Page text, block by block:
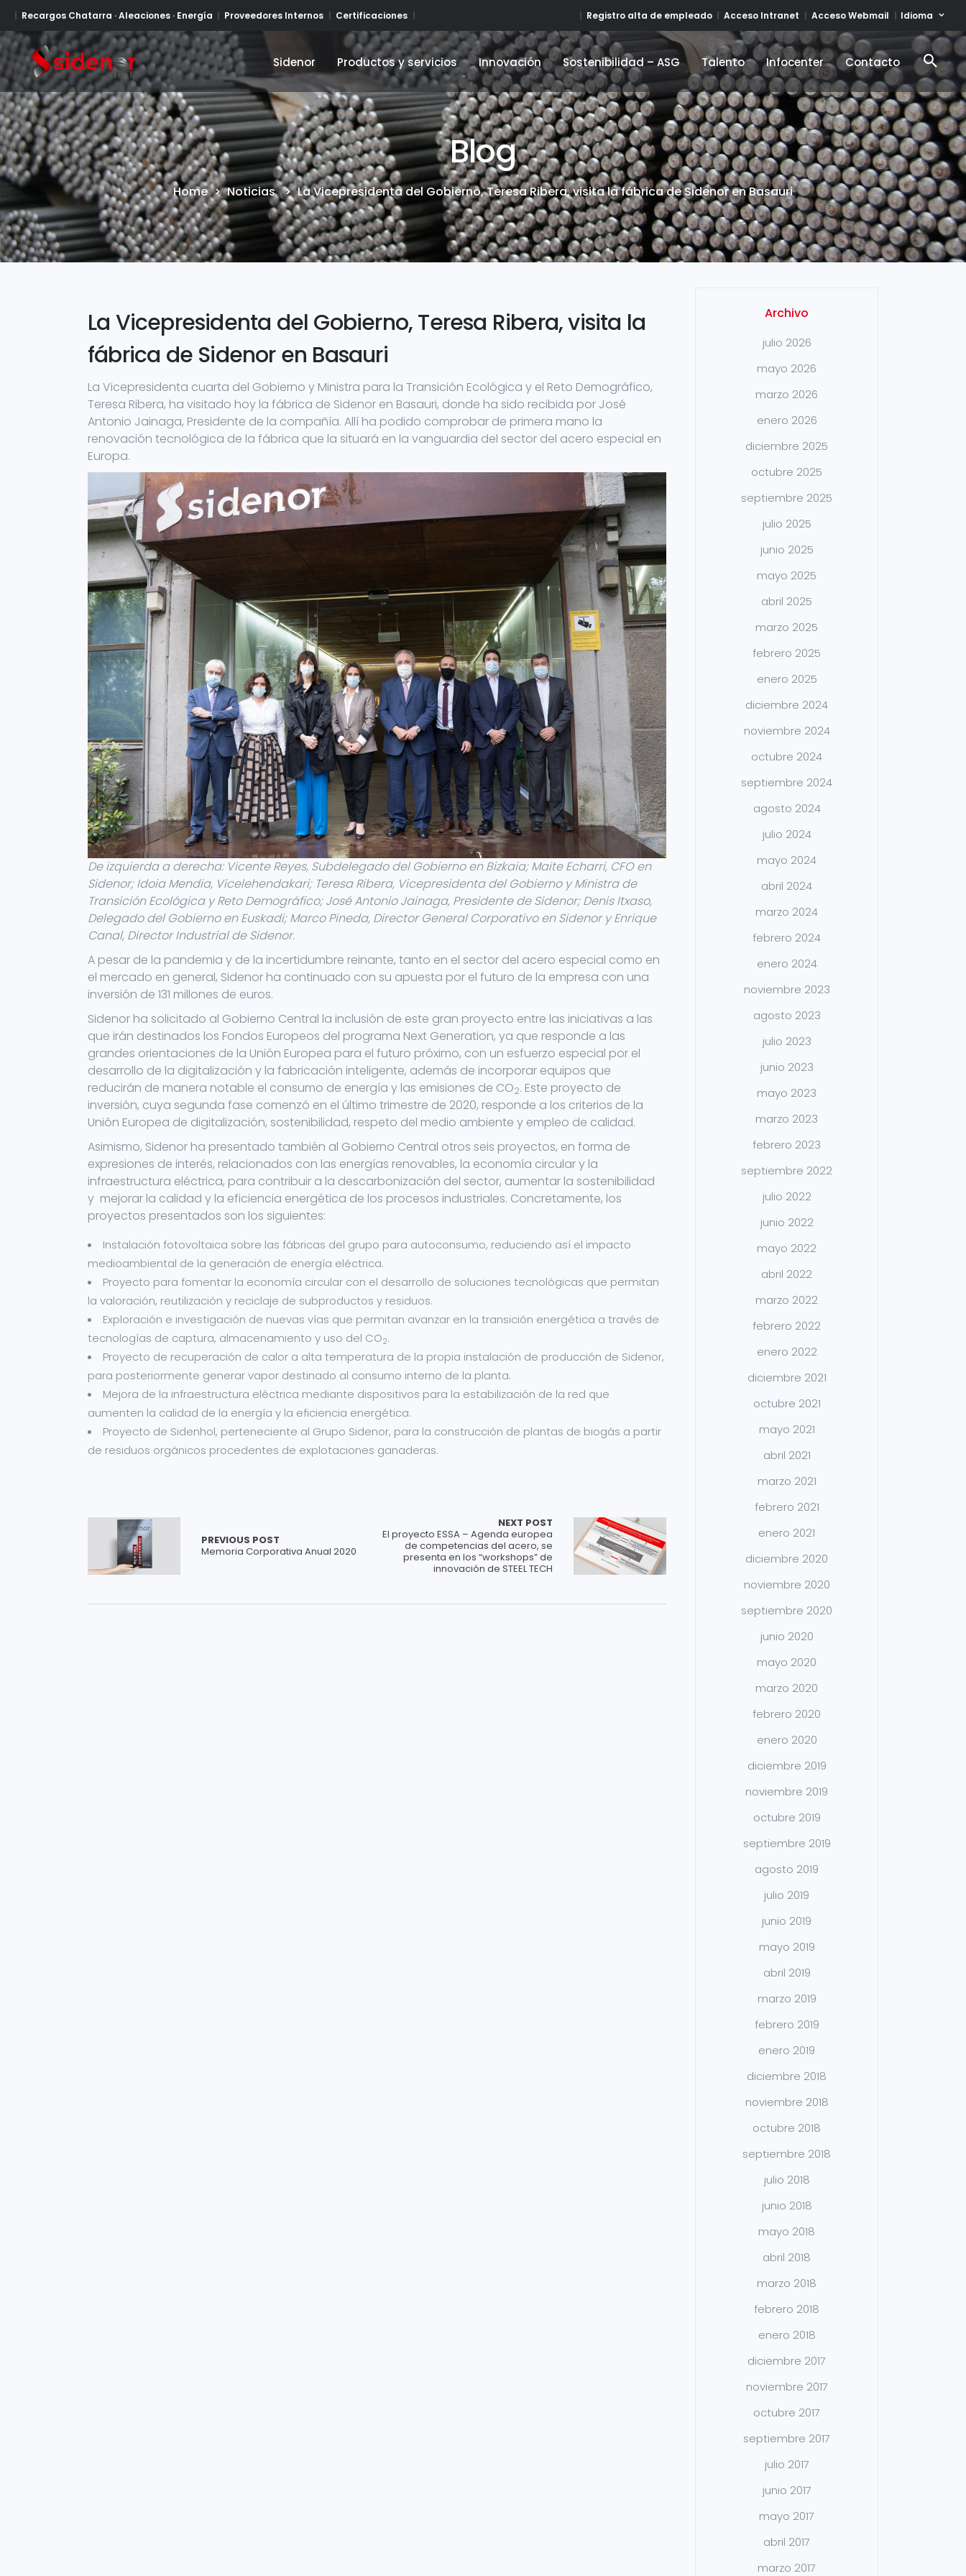
Recargos Chatarra · Aleaciones · Energía Proveedores Internos Certificaciones Registro alta de empleado Acceso Intranet Acceso Webmail Idioma
Sidenor
Sidenor
Productos y servicios
Productos y servicios
Innovación
Innovación
Sostenibilidad – ASG
Sostenibilidad – ASG
Talento
Talento
Infocenter
Infocenter
Contacto
Contacto
Blog
Home > Noticias > La Vicepresidenta del Gobierno, Teresa Ribera, visita la fábrica de Sidenor en Basauri
La Vicepresidenta del Gobierno, Teresa Ribera, visita la
fábrica de Sidenor en Basauri
La Vicepresidenta cuarta del Gobierno y Ministra para la Transición Ecológica y el Reto Demográfico,
Teresa Ribera, ha visitado hoy la fábrica de Sidenor en Basauri, donde ha sido recibida por José
Antonio Jainaga, Presidente de la compañía. Allí ha podido comprobar de primera mano la
renovación tecnológica de la fábrica que la situará en la vanguardia del sector del acero especial en
Europa.
De izquierda a derecha: Vicente Reyes, Subdelegado del Gobierno en Bizkaia; Maite Echarri, CFO en
Sidenor; Idoia Mendia, Vicelehendakari; Teresa Ribera, Vicepresidenta del Gobierno y Ministra de
Transición Ecológica y Reto Demográfico; José Antonio Jainaga, Presidente de Sidenor; Denis Itxaso,
Delegado del Gobierno en Euskadi; Marco Pineda, Director General Corporativo en Sidenor y Enrique
Canal, Director Industrial de Sidenor.
A pesar de la pandemia y de la incertidumbre reinante, tanto en el sector del acero especial como en
el mercado en general, Sidenor ha continuado con su apuesta por el futuro de la empresa con una
inversión de 131 millones de euros.
Sidenor ha solicitado al Gobierno Central la inclusión de este gran proyecto entre las iniciativas a las
que irán destinados los Fondos Europeos del programa Next Generation, ya que responde a las
grandes orientaciones de la Unión Europea para el futuro próximo, con un esfuerzo especial por el
desarrollo de la digitalización y la fabricación inteligente, además de incorporar equipos que
reducirán de manera notable el consumo de energía y las emisiones de CO2. Este proyecto de
inversión, cuya segunda fase comenzó en el último trimestre de 2020, responde a los criterios de la
Unión Europea de digitalización, sostenibilidad, respeto del medio ambiente y empleo de calidad.
Asimismo, Sidenor ha presentado también al Gobierno Central otros seis proyectos, en forma de
expresiones de interés, relacionados con las energías renovables, la economía circular y la
infraestructura eléctrica, para contribuir a la descarbonización del sector, aumentar la sostenibilidad
y mejorar la calidad y la eficiencia energética de los procesos industriales. Concretamente, los
proyectos presentados son los siguientes:
Instalación fotovoltaica sobre las fábricas del grupo para autoconsumo, reduciendo así el impacto
medioambiental de la generación de energía eléctrica.
Proyecto para fomentar la economía circular con el desarrollo de soluciones tecnológicas que permitan
la valoración, reutilización y reciclaje de subproductos y residuos.
Exploración e investigación de nuevas vías que permitan avanzar en la transición energética a través de
tecnologías de captura, almacenamiento y uso del CO2.
Proyecto de recuperación de calor a alta temperatura de la propia instalación de producción de Sidenor,
para posteriormente generar vapor destinado al consumo interno de la planta.
Mejora de la infraestructura eléctrica mediante dispositivos para la estabilización de la red que
aumenten la calidad de la energía y la eficiencia energética.
Proyecto de Sidenhol, perteneciente al Grupo Sidenor, para la construcción de plantas de biogás a partir
de residuos orgánicos procedentes de explotaciones ganaderas.
PREVIOUS POST
Memoria Corporativa Anual 2020
NEXT POST
El proyecto ESSA – Agenda europea
de competencias del acero, se
presenta en los “workshops” de
innovación de STEEL TECH
Archivo
julio 2026
mayo 2026
marzo 2026
enero 2026
diciembre 2025
octubre 2025
septiembre 2025
julio 2025
junio 2025
mayo 2025
abril 2025
marzo 2025
febrero 2025
enero 2025
diciembre 2024
noviembre 2024
octubre 2024
septiembre 2024
agosto 2024
julio 2024
mayo 2024
abril 2024
marzo 2024
febrero 2024
enero 2024
noviembre 2023
agosto 2023
julio 2023
junio 2023
mayo 2023
marzo 2023
febrero 2023
septiembre 2022
julio 2022
junio 2022
mayo 2022
abril 2022
marzo 2022
febrero 2022
enero 2022
diciembre 2021
octubre 2021
mayo 2021
abril 2021
marzo 2021
febrero 2021
enero 2021
diciembre 2020
noviembre 2020
septiembre 2020
junio 2020
mayo 2020
marzo 2020
febrero 2020
enero 2020
diciembre 2019
noviembre 2019
octubre 2019
septiembre 2019
agosto 2019
julio 2019
junio 2019
mayo 2019
abril 2019
marzo 2019
febrero 2019
enero 2019
diciembre 2018
noviembre 2018
octubre 2018
septiembre 2018
julio 2018
junio 2018
mayo 2018
abril 2018
marzo 2018
febrero 2018
enero 2018
diciembre 2017
noviembre 2017
octubre 2017
septiembre 2017
julio 2017
junio 2017
mayo 2017
abril 2017
marzo 2017